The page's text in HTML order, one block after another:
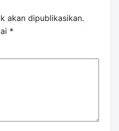
akan dipublikasikan.
*